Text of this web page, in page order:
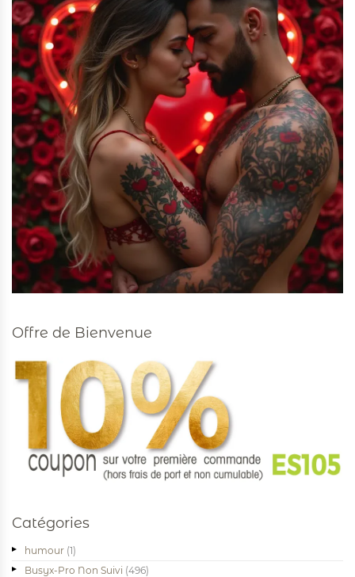
Offre de Bienvenue
Catégories
humour (1)
Busyx-Pro Non Suivi (496)